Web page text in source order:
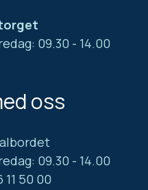
09.30 - 14.00
oss
09.30 - 14.00
50 00